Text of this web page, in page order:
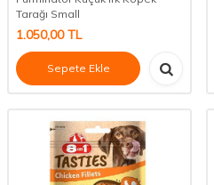
Tarağı Small
1.050,00TL
Sepete Ekle